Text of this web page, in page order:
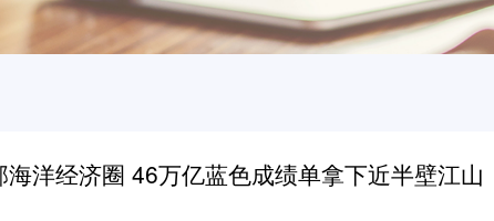
洋经济圈 46万亿蓝色成绩单拿下近半壁江山